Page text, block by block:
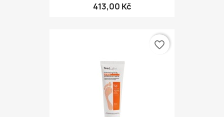
413,00 Kč
favorite_border